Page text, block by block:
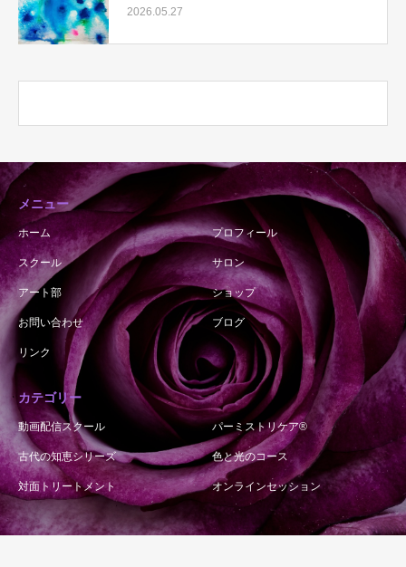
2026.05.27
メニュー
ホーム プロフィール
スクール サロン
アート部 ショップ
お問い合わせ ブログ
リンク
カテゴリー
動画配信スクール パーミストリケア®︎
古代の知恵シリーズ 色と光のコース
対面トリートメント オンラインセッション